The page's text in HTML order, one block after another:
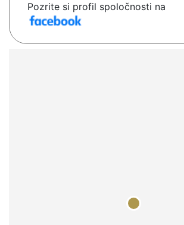
Pozrite si profil spoločnosti na